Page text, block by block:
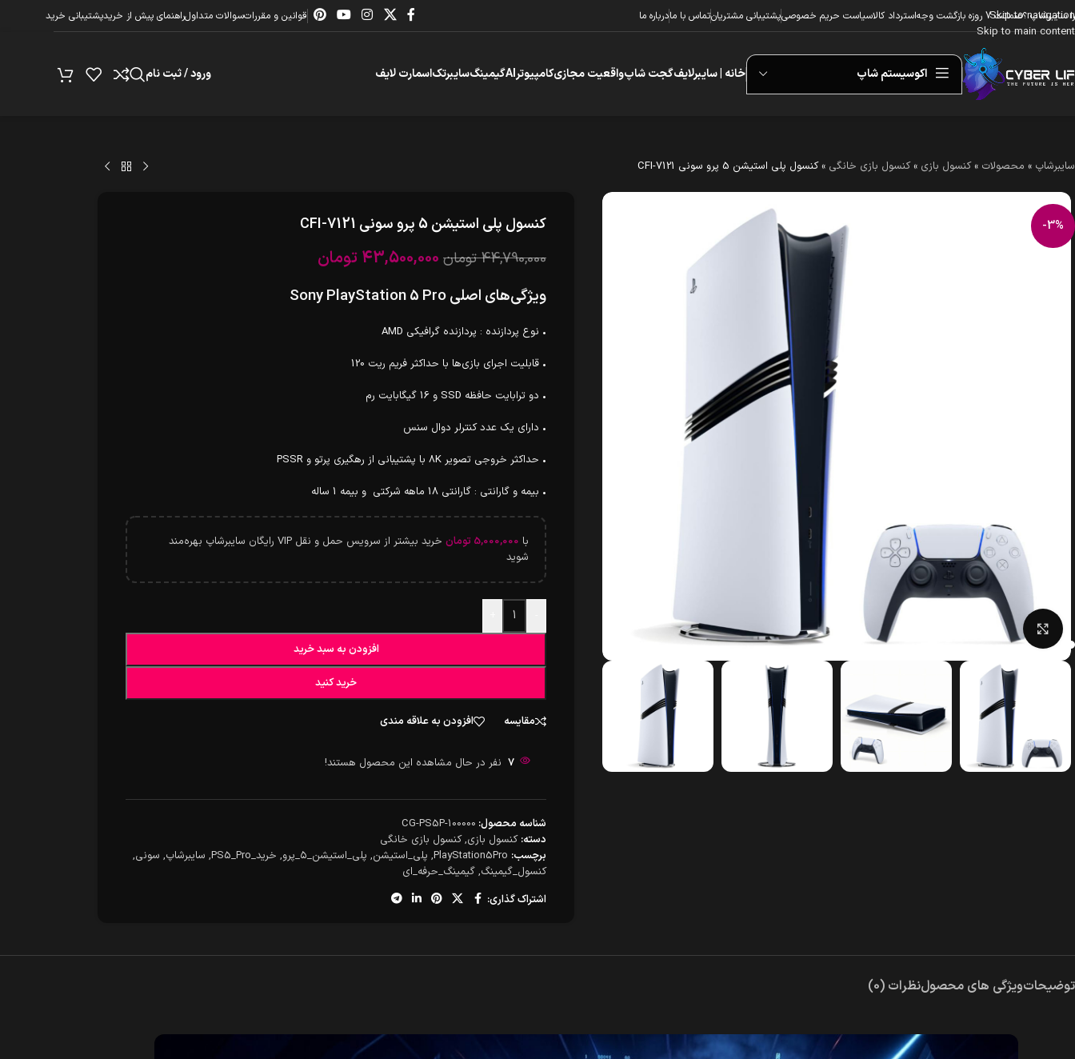
Skip to navigation
Skip to main content
سایبرشاپ ؟ضمانت 7 روزه بازگشت وجه استرداد کالاسیاست حریم خصوصیپشتیبانی مشتریانتماس با مادرباره ما قوانین و مقرراتسوالات متداولراهنمای پیش از خریدپشتیبانی خرید
اکوسیستم شاپ خانه | سایبرلایفگجت شاپواقعیت مجازیکامپیوترAIگیمینگسایبرتکاسمارت لایف ورود / ثبت نام
سایبرشاپ » محصولات »کنسول بازی »کنسول بازی خانگی »کنسول پلی استیشن 5 پرو سونی CFI-7121
-3%
بزرگنمایی تصویر
کنسول پلی استیشن 5 پرو سونی CFI-7121
44,790,000تومان 43,500,000 تومان
ویژگی‌های اصلی Sony PlayStation 5 Pro
• نوع پردازنده : پردازنده گرافیکی AMD
• قابلیت اجرای بازی‌ها با حداکثر فریم ریت 120
• دو ترابایت حافظه SSD و 16 گیگابایت رم
• دارای یک عدد کنترلر دوال سنس
• حداکثر خروجی تصویر 8K با پشتیبانی از رهگیری پرتو و PSSR
• بیمه و گارانتی : گارانتی 18 ماهه شرکتی و بیمه 1 ساله
با 5,000,000 تومان
خرید بیشتر از سرویس حمل و نقل VIP رایگان سایبرشاپ بهره‌مند
شوید
افزودن به سبد خرید
خرید کنید
مقایسه افزودن به علاقه مندی
7 نفر در حال مشاهده این محصول هستند!
شناسه محصول: CG-PS5P-100000
دسته: کنسول بازی, کنسول بازی خانگی
برچسب: PlayStation5Pro
, پلی_استیشن, پلی_استیشن_۵_پرو , خرید_PS5_Pro , سایبرشاپ, سونی,
کنسول_گیمینگ, گیمینگ_حرفه_ای
اشتراک گذاری:
توضیحاتویژگی های محصولنظرات (0)